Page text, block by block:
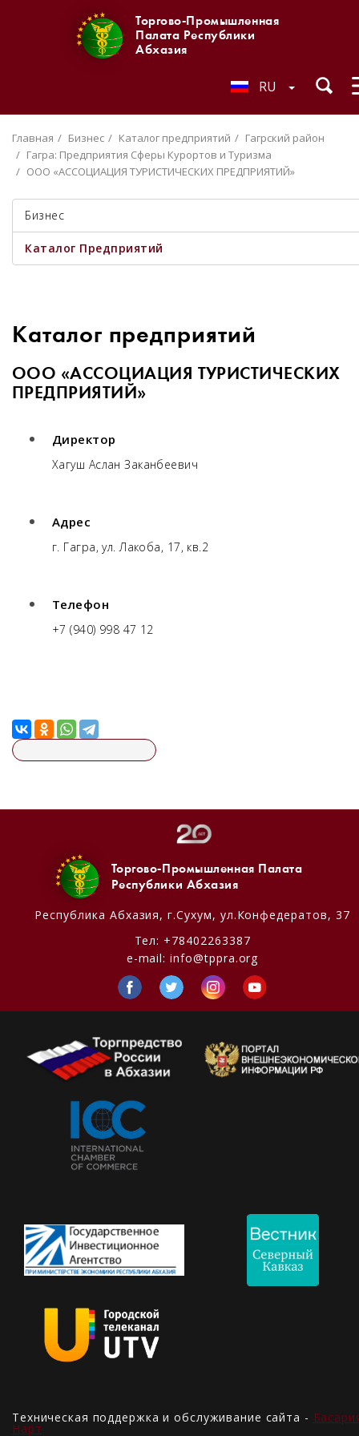
Торгово-Промышленная
Палата Республики
Абхазия
RU
Главная Бизнес Каталог предприятий
Гагрский район
Гагра: Предприятия Сферы Курортов и Туризма
ООО «АССОЦИАЦИЯ ТУРИСТИЧЕСКИХ ПРЕДПРИЯТИЙ»
Бизнес
Каталог Предприятий
Каталог предприятий
ООО «АССОЦИАЦИЯ ТУРИСТИЧЕСКИХ
ПРЕДПРИЯТИЙ»
Директор
Хагуш Аслан Заканбеевич
Адрес
г. Гагра, ул. Лакоба, 17, кв.2
Телефон
+7 (940) 998 47 12
Торгово-Промышленная Палата
Республики Абхазия
Республика Абхазия, г.Сухум, ул.Конфедератов, 37
Тел: +78402263387
e-mail:info@tppra.org
Техническая поддержка и обслуживание сайта -
Нарт